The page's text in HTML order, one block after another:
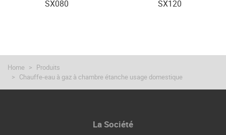
SX080 SX120
Home
Produits
Chauffe-eau à gaz à chambre étanche usage domestique
La Société